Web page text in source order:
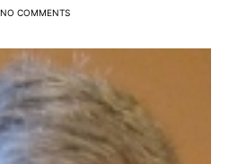
NO COMMENTS